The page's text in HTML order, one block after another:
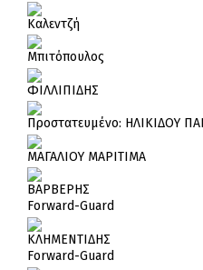
Καλεντζή
Μπιτόπουλος
ΦΙΛΛΙΠΙΔΗΣ
Πρoστατευμένο: ΗΛΙΚΙΔΟΥ
ΜΑΓΑΛΙΟΥ ΜΑΡΙΤΙΜΑ
ΒΑΡΒΕΡΗΣ
Forward-Guard
ΚΛΗΜΕΝΤΙΔΗΣ
Forward-Guard